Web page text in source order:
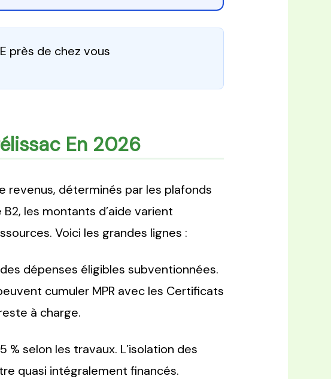
près de chez vous
En 2026
revenus, déterminés par les plafonds
les montants d’aide varient
Voici les grandes lignes :
dépenses éligibles subventionnées.
cumuler MPR avec les Certificats
à charge.
selon les travaux. L’isolation des
quasi intégralement financés.